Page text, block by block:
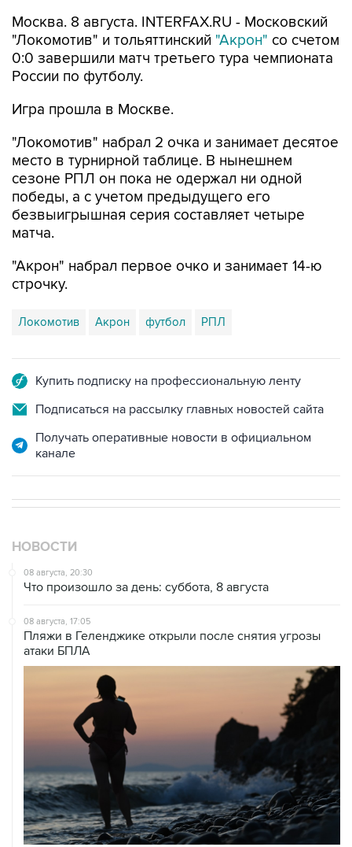
Москва. 8 августа. INTERFAX.RU - Московский
"Локомотив" и тольяттинский "Акрон" со счетом
0:0 завершили матч третьего тура чемпионата
России по футболу.
Игра прошла в Москве.
"Локомотив" набрал 2 очка и занимает десятое
место в турнирной таблице. В нынешнем
сезоне РПЛ он пока не одержал ни одной
победы, а с учетом предыдущего его
безвыигрышная серия составляет четыре
матча.
"Акрон" набрал первое очко и занимает 14-ю
строчку.
Локомотив Акрон футбол РПЛ
Купить подписку на профессиональную ленту
Подписаться на рассылку главных новостей сайта
Получать оперативные новости в официальном
канале
НОВОСТИ
08 августа, 20:30
Что произошло за день: суббота, 8 августа
08 августа, 17:05
Пляжи в Геленджике открыли после снятия угрозы
атаки БПЛА